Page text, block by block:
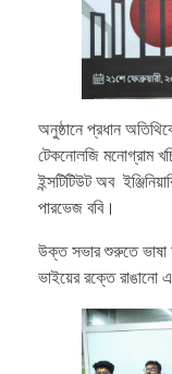
অনুষ্ঠানে প্রধান
টেকনোলজি মনোগ্রাম
ইন্সটিটিউট অব
পারভেজ ববি।
উক্ত সভার শুরুতে ভাষা
ভাইয়ের রক্তে রাঙানো